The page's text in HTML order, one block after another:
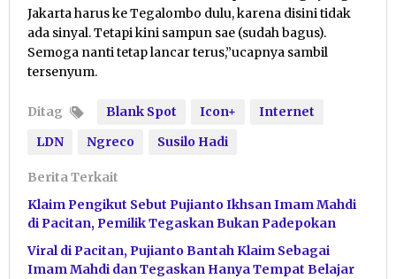
Jakarta harus ke Tegalombo dulu, karena disini tidak
ada sinyal. Tetapi kini sampun sae (sudah bagus).
Semoga nanti tetap lancar terus,”ucapnya sambil
tersenyum.
Ditag Blank Spot Icon+
Internet
LDN
Ngreco Susilo Hadi
Berita Terkait
Klaim Pengikut Sebut Pujianto Ikhsan Imam Mahdi
di Pacitan, Pemilik Tegaskan Bukan Padepokan
Viral di Pacitan, Pujianto Bantah Klaim Sebagai
Imam Mahdi dan Tegaskan Hanya Tempat Belajar